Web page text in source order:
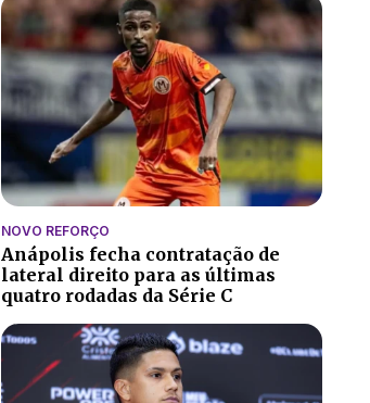
NOVO REFORÇO
Anápolis fecha contratação de
lateral direito para as últimas
quatro rodadas da Série C